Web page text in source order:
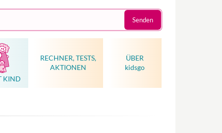
Senden
KIND
RECHNER, TESTS,
AKTIONEN
ÜBER
kidsgo